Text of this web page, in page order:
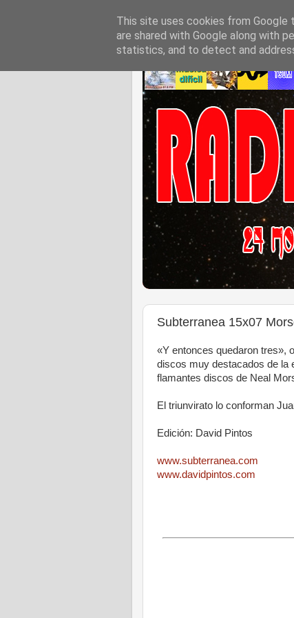
Subterranea 15x07
«Y entonces quedaron tres»,
discos muy destacados de la
flamantes discos de Neal
El triunvirato lo conforman
Edición: David Pintos
www.subterranea.com
www.davidpintos.com
This site uses cookies from Google
are shared with Google along with
statistics, and to detect and